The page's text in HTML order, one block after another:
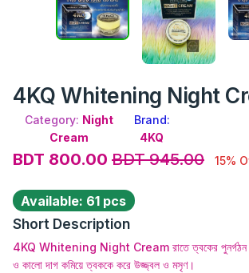
4KQ Whitening Night
Category: Night
Cream
Brand:
4KQ
BDT 800.00 BDT 945.00 15%
Available: 61 pcs
Short Description
4KQ Whitening Night Cream রাতে ত্বকের পুনর্গঠন
ও কালো দাগ কমিয়ে ত্বককে করে উজ্জ্বল ও মসৃণ।